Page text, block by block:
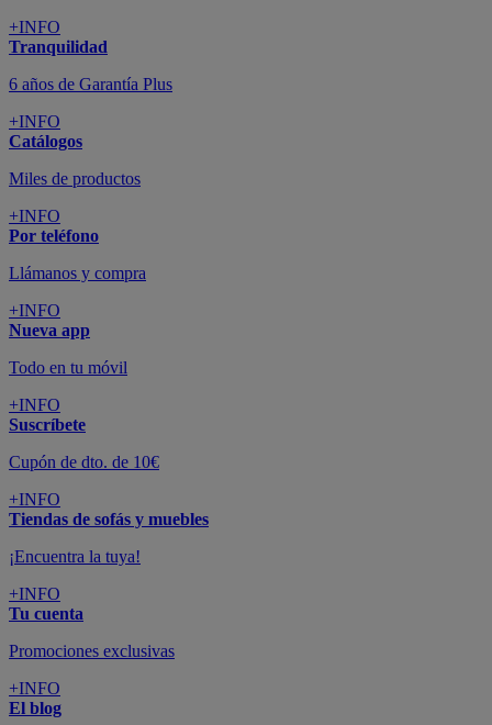
+INFO
Tranquilidad
6 años de Garantía Plus
+INFO
Catálogos
Miles de productos
+INFO
Por teléfono
Llámanos y compra
+INFO
Nueva app
Todo en tu móvil
+INFO
Suscríbete
Cupón de dto. de 10€
+INFO
Tiendas de sofás y muebles
¡Encuentra la tuya!
+INFO
Tu cuenta
Promociones exclusivas
+INFO
El blog